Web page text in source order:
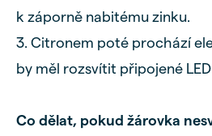
k záporně nabitému zinku.
3. Citronem poté prochází
by měl rozsvítit připojené
Co dělat, pokud žárovka